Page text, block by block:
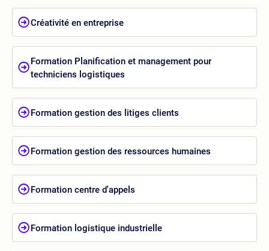
Créativité en entreprise
Formation Planification et management pour
techniciens logistiques
Formation gestion des litiges clients
Formation gestion des ressources humaines
Formation centre d'appels
Formation logistique industrielle